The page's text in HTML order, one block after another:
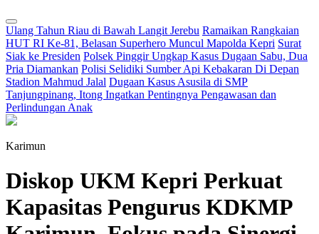
Ulang Tahun Riau di Bawah Langit Jerebu Ramaikan Rangkaian
HUT RI Ke-81, Belasan Superhero Muncul Mapolda Kepri Surat
Siak ke Presiden Polsek Pinggir Ungkap Kasus Dugaan Sabu, Dua
Pria Diamankan Polisi Selidiki Sumber Api Kebakaran Di Depan
Stadion Mahmud Jalal Dugaan Kasus Asusila di SMP
Tanjungpinang, Itong Ingatkan Pentingnya Pengawasan dan
Perlindungan Anak
Karimun
Diskop UKM Kepri Perkuat
Kapasitas Pengurus KDKMP